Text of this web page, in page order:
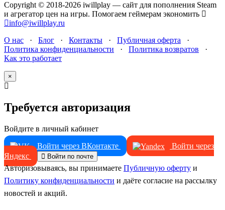
Copyright © 2018-2026 iwillplay — сайт для пополнения Steam
и агрегатор цен на игры. Помогаем геймерам экономить
info@iwillplay.ru
О нас · Блог · Контакты · Публичная оферта ·
Политика конфиденциальности · Политика возвратов ·
Как это работает
×
Требуется авторизация
Войдите в личный кабинет
Войти через ВКонтакте
Войти через
Яндекс
Войти по почте
Авторизовываясь, вы принимаете Публичную оферту и
Политику конфиденциальности и даёте согласие на рассылку
новостей и акций.